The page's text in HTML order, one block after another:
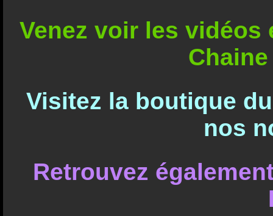
Venez voir les
Visitez la boutique
nos
Retrouvez